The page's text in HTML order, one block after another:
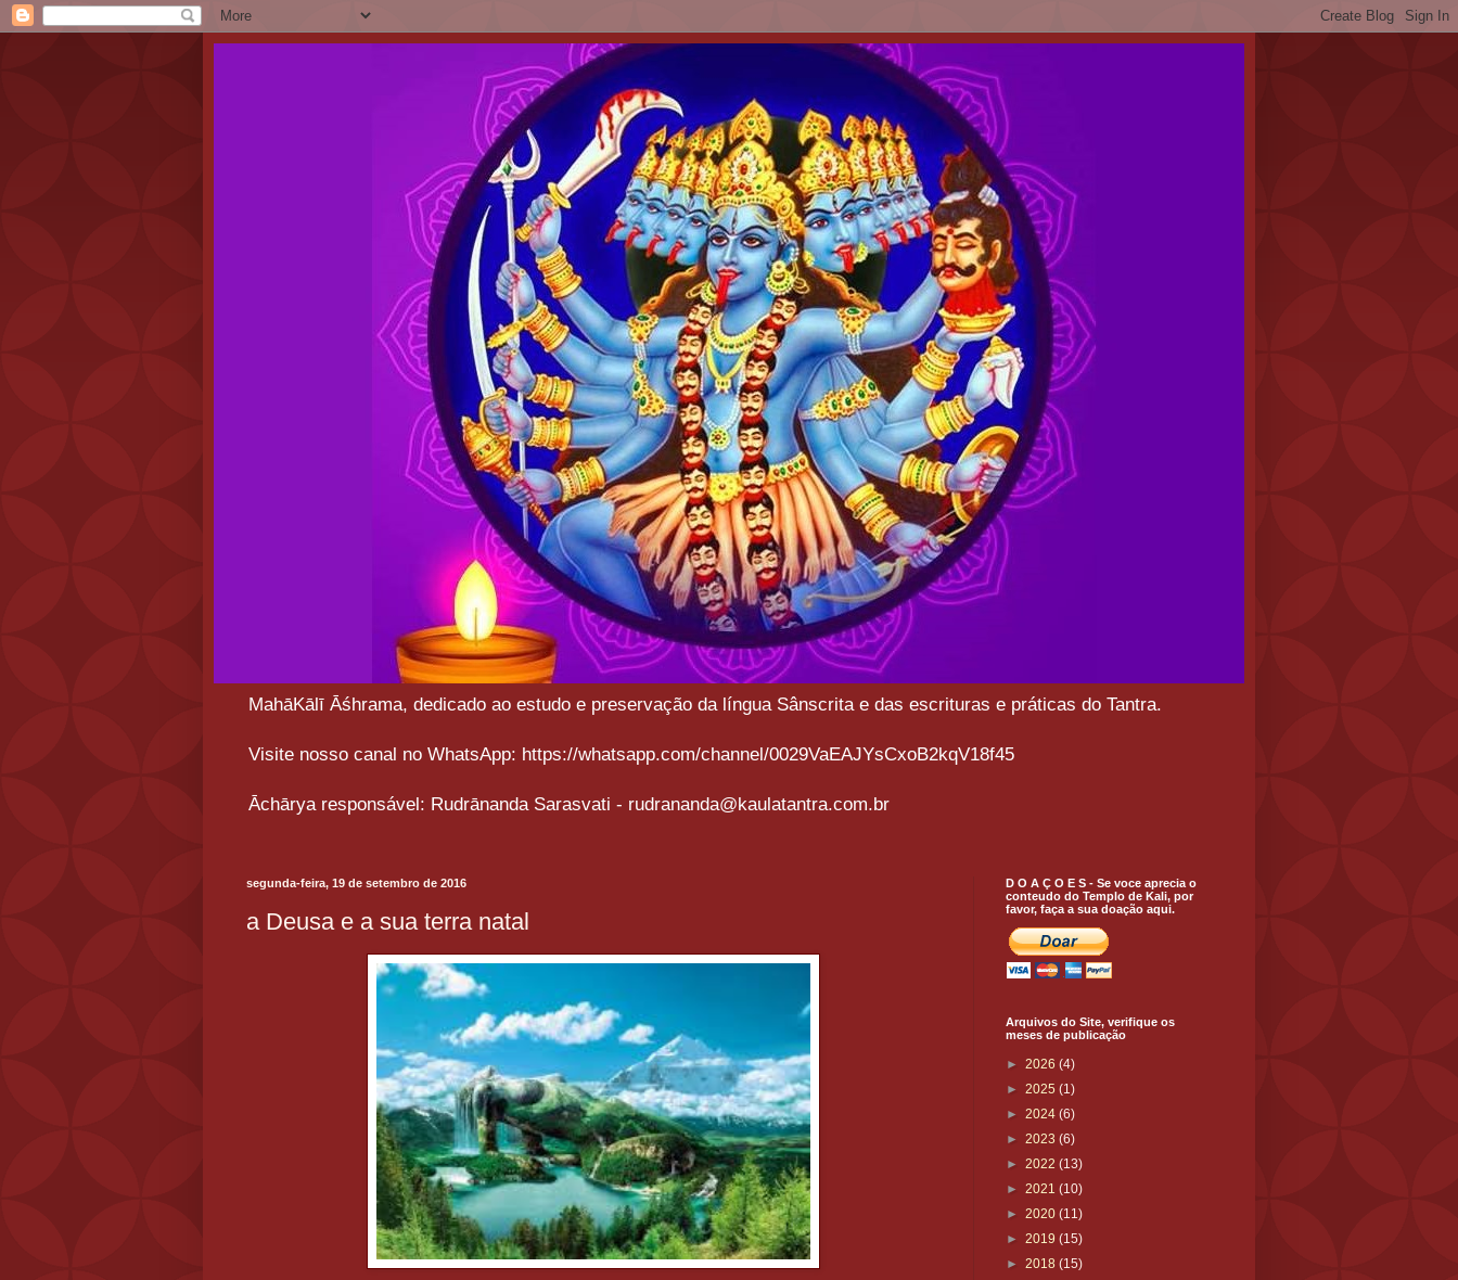
MahāKālī Āśhrama, dedicado ao estudo e preservação da língua Sânscrita e das escrituras e práticas do Tantra.
Visite nosso canal no WhatsApp: https://whatsapp.com/channel/0029VaEAJYsCxoB2kqV18f45
Āchārya responsável: Rudrānanda Sarasvati - rudrananda@kaulatantra.com.br
segunda-feira, 19 de setembro de 2016
a Deusa e a sua terra natal
D O A Ç O E S - Se voce aprecia o
conteudo do Templo de Kali, por
favor, faça a sua doação aqui.
Arquivos do Site, verifique os
meses de publicação
► 2026 (4)
► 2025 (1)
► 2024 (6)
► 2023 (6)
► 2022 (13)
► 2021 (10)
► 2020 (11)
► 2019 (15)
► 2018 (15)